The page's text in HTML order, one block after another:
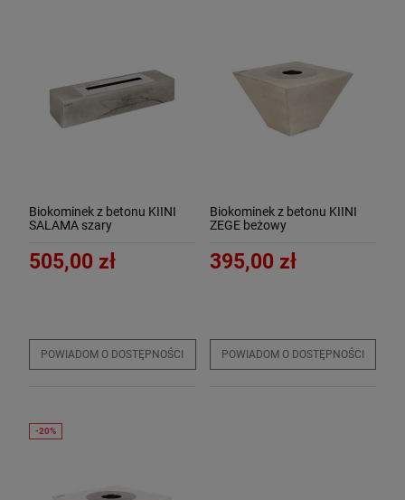
Biokominek z betonu KIINI
SALAMA szary
505,00 zł
POWIADOM O DOSTĘPNOŚCI
Biokominek z betonu KIINI
ZEGE beżowy
395,00 zł
POWIADOM O DOSTĘPNOŚCI